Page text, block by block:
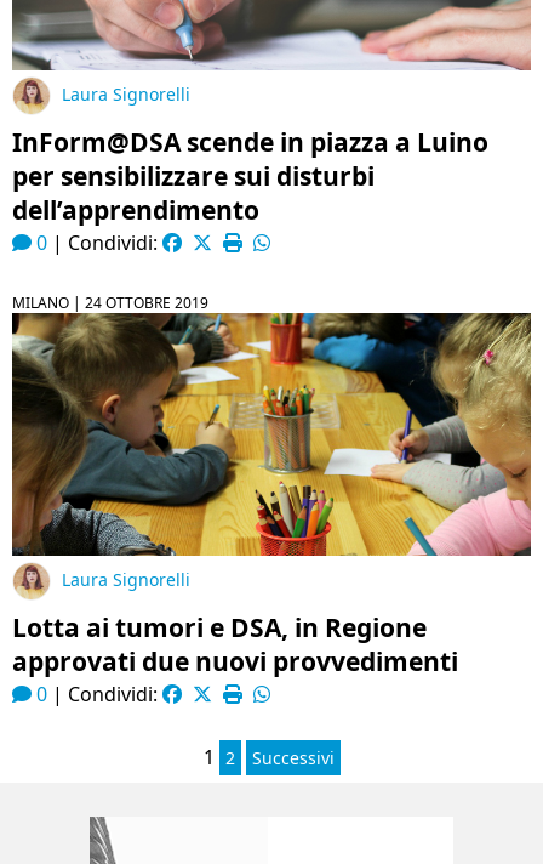
Laura Signorelli
InForm@DSA scende in piazza a Luino
per sensibilizzare sui disturbi
dell’apprendimento
0 | Condividi:
MILANO | 24 OTTOBRE 2019
Laura Signorelli
Lotta ai tumori e DSA, in Regione
approvati due nuovi provvedimenti
0 | Condividi:
1 2 Successivi